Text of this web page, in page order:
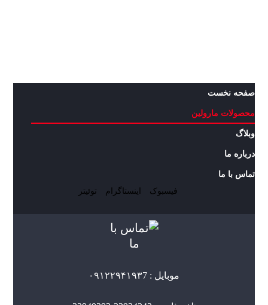
صفحه نخست
محصولات مارولین
وبلاگ
درباره ما
تماس با ما
فیسبوک
اینستاگرام توئیتر
موبایل : ۰۹۱۲۲۹۴۱۹۳7